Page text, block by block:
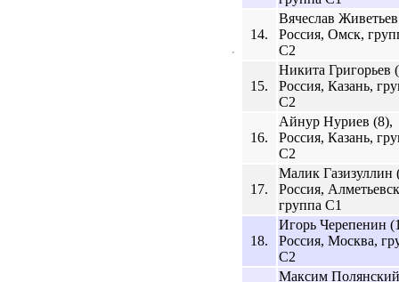
14.
Вячеслав
Россия, Омск,
C2
15.
Никита Григорьев
Россия, Казань,
C2
16.
Айнур Нуриев (8),
Россия, Казань,
C2
17.
Малик Газизуллин
Россия,
группа C1
18.
Игорь Черепенин
Россия, Москва,
C2
Максим Полянский